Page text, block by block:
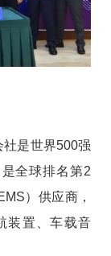
是世界500强
全球排名第2
）供应商，
装置、车载音